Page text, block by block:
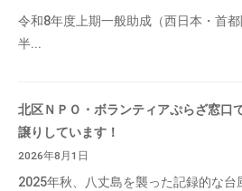
令和8年度上期一般助成（西日本・首
半...
北区ＮＰＯ・ボランティアぷらざ窓口
譲りしています！
2026年8月1日
2025年秋、八丈島を襲った記録的な台